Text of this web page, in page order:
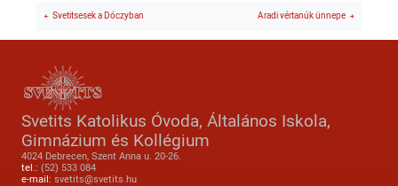
Svetitsesek a Dóczyban Aradi vértanúk ünnepe
Svetits Katolikus Óvoda, Általános Iskola,
Gimnázium és Kollégium
4024 Debrecen, Szent Anna u. 20-26.
tel.: (52) 533 084
e-mail: svetits@svetits.hu